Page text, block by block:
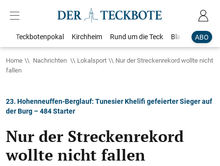
ABO
Teckbotenpokal Kirchheim Rund um die Teck Blaulicht
Home Nachrichten Lokalsport
Nur der Streckenrekord wollte nicht
fallen
23. Hohenneuffen-Berglauf: Tunesier Khelifi gefeierter Sieger auf
der Burg – 484 Starter
Nur der Streckenrekord
wollte nicht fallen